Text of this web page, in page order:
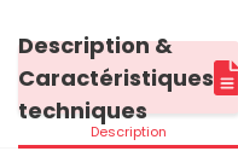
Description &
Caractéristiques
techniques
Description